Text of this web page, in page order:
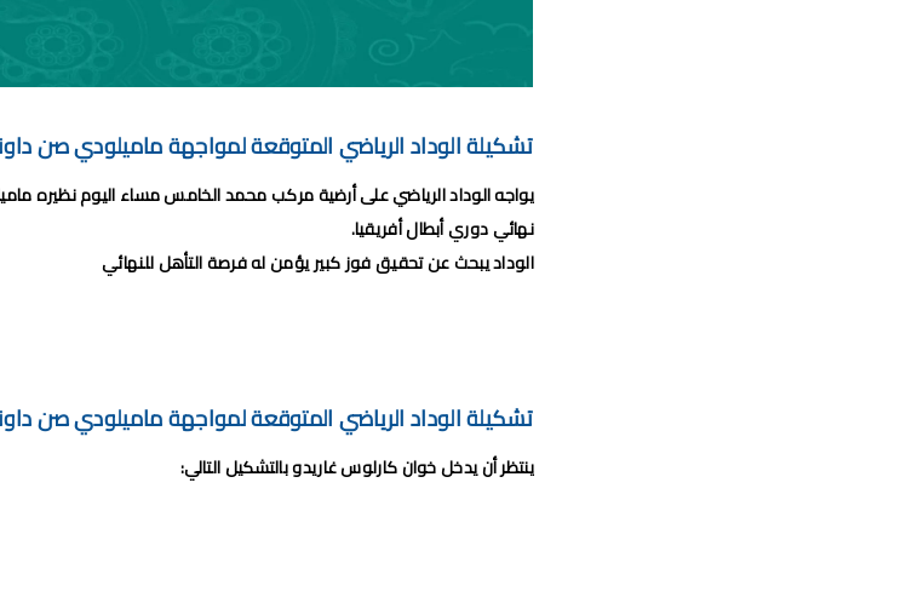
موعد مباراة الرجاء الرياضي و نهضة بركان مؤجل الجولة 27 من البطولة الوطنية
برنامج الجولة26 من القسم الوطني هواة 2024/2023
برنامج مباريات الرجاء الرياضي القادمة 2026
تشكيلة الوداد الرياضي المتوقعة لمواجهة ماميلودي صن
يواجه الوداد الرياضي على أرضية مركب محمد الخامس مساء اليوم نظيره
نهائي دوري أبطال أفريقيا.
الوداد يبحث عن تحقيق فوز كبير يؤمن له فرصة التأهل للنهائي
تشكيلة الوداد الرياضي المتوقعة لمواجهة ماميلودي صن
ينتظر أن يدخل خوان كارلوس غاريدو بالتشكيل التالي: